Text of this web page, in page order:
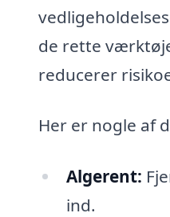
de rette
reducerer
Her er nogle af
Algerent:
ind.